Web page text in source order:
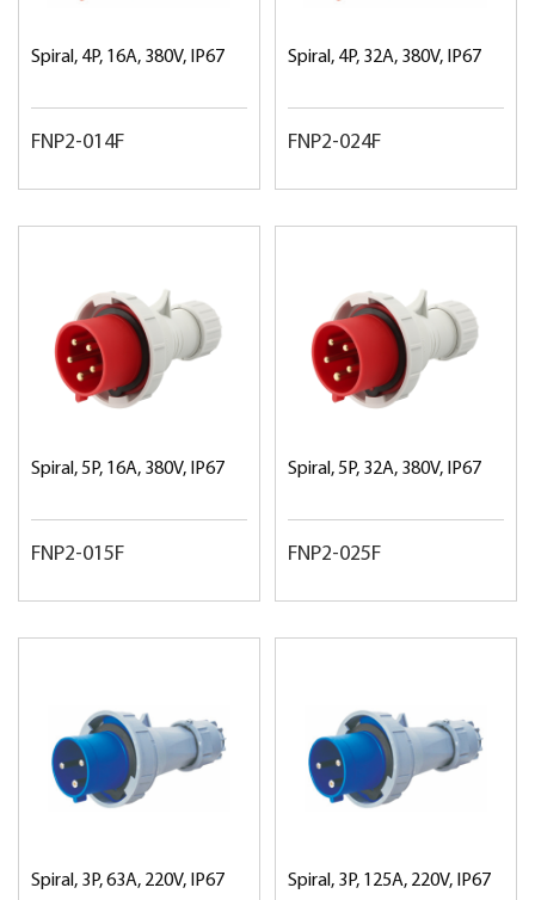
Spiral, 4P, 16A, 380V, IP67
FNP2-014F
Spiral, 4P, 32A, 380V, IP67
FNP2-024F
Spiral, 5P, 16A, 380V, IP67
FNP2-015F
Spiral, 5P, 32A, 380V, IP67
FNP2-025F
Spiral, 3P, 63A, 220V, IP67 Spiral, 3P, 125A, 220V, IP67